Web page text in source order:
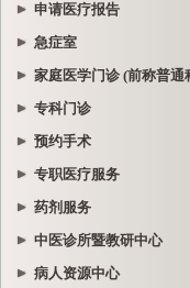
申请医疗报告
急症室
家庭医学门诊 (前称普通
专科门诊
预约手术
专职医疗服务
药剂服务
中医诊所暨教研中心
病人资源中心